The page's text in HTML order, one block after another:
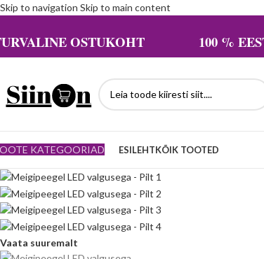
Skip to navigation Skip to main content
OSTUKOHT 100 %
KATEGOORIAD ESILEHTKÕIK TOOTED
Vaata suuremalt